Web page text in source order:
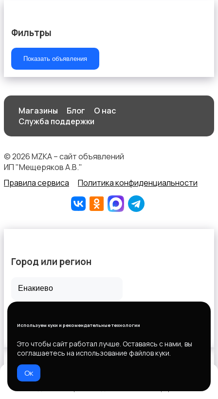
Штаны и шорты
Фильтры
Показать объявления
Магазины Блог
О нас
Служба поддержки
© 2026 MZKA – сайт объявлений
ИП "Мещеряков А.В."
Правила сервиса
Политика конфиденциальности
Используем куки и рекомендательные технологии
Это чтобы сайт работал лучше. Оставаясь с нами, вы
соглашаетесь на использование файлов куки.
Ок
Город или регион
Все города
Выберите способ оплаты